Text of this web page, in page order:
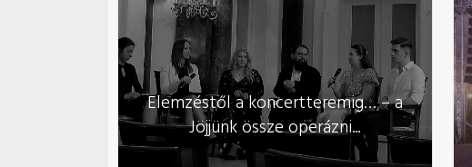
Elemzéstől a koncertteremig… – a
Jöjjünk össze operázni...